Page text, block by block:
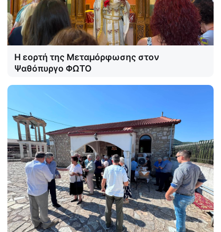
Η εορτή της Μεταμόρφωσης στον
Ψαθόπυργο ΦΩΤΟ